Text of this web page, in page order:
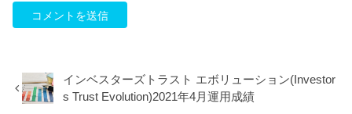
インベスターズトラスト エボリューション(Investor
s Trust Evolution)2021年4月運用成績